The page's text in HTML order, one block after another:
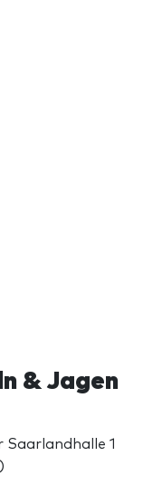
& Jagen
Saarlandhalle 1